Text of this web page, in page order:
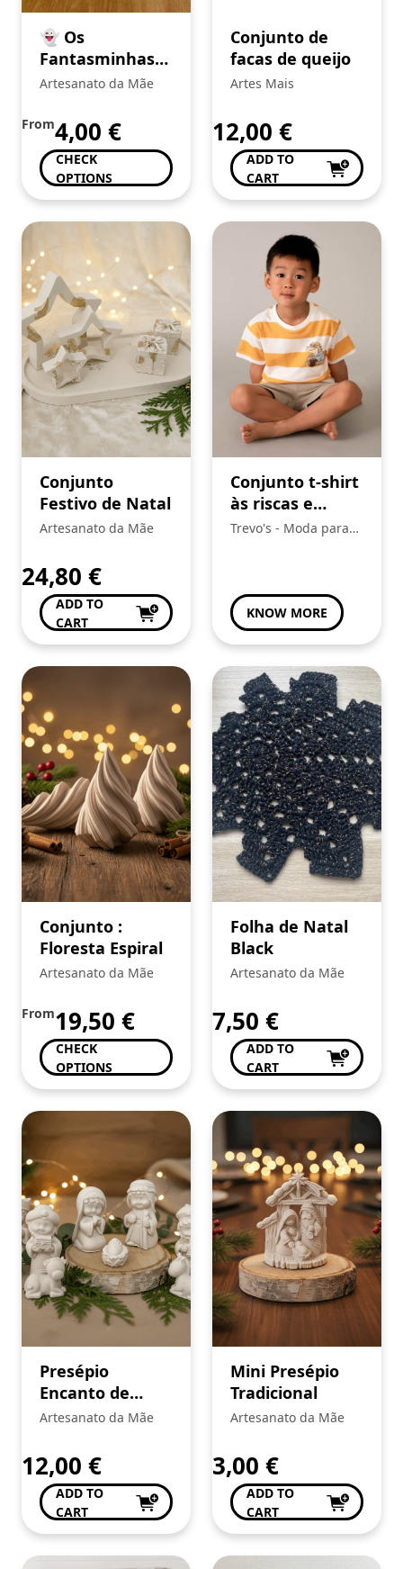
👻 Os
Fantasminhas
da Alegria
Artesanato da Mãe
From4,00 €
CHECK
OPTIONS
Conjunto de
facas de queijo
Artes Mais
12,00 €
ADD TO
CART
Conjunto
Festivo de Natal
Artesanato da Mãe
24,80 €
ADD TO
CART
Conjunto t-shirt
às riscas e
calções Menino
Trevo's - Moda para
KNOW MORE
Conjunto :
Floresta Espiral
Artesanato da Mãe
From19,50 €
CHECK
OPTIONS
Folha de Natal
Black
Artesanato da Mãe
7,50 €
ADD TO
CART
Presépio
Encanto de
Natal
Artesanato da Mãe
12,00 €
ADD TO
CART
Mini Presépio
Tradicional
Artesanato da Mãe
3,00 €
ADD TO
CART